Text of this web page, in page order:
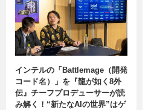
インテルの「Battlemage（開発
コード名）」を『龍が如く8外
伝』チーフプロデューサーが読
み解く！“新たなAIの世界”はゲ